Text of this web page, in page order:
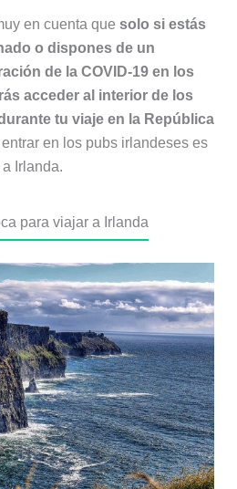
en cuenta que solo si estás
o dispones de un
de la COVID-19 en los
acceder al interior de los
tu viaje en la República
en los pubs irlandeses es
Irlanda.
para viajar a Irlanda